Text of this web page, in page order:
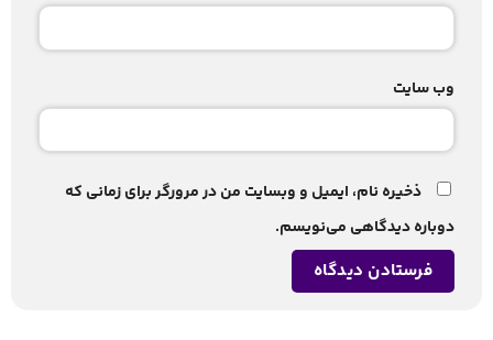
وب‌ سایت
ذخیره نام، ایمیل و وبسایت من در مرورگر برای زمانی که
دوباره دیدگاهی می‌نویسم.